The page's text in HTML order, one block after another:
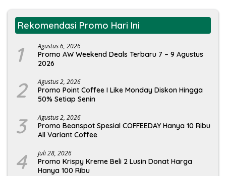
Rekomendasi Promo Hari Ini
1 Agustus 6, 2026
Promo AW Weekend Deals Terbaru 7 – 9 Agustus
2026
2 Agustus 2, 2026
Promo Point Coffee I Like Monday Diskon Hingga
50% Setiap Senin
3 Agustus 2, 2026
Promo Beanspot Spesial COFFEEDAY Hanya 10 Ribu
All Variant Coffee
4 Juli 28, 2026
Promo Krispy Kreme Beli 2 Lusin Donat Harga
Hanya 100 Ribu